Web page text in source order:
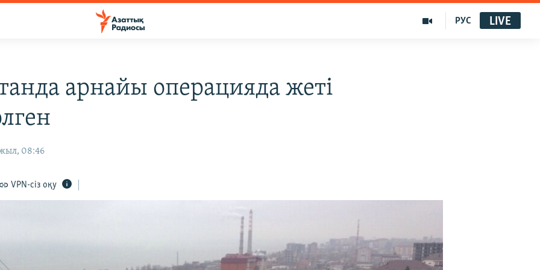
РУС LIVE
арнайы операцияда жеті
08:46
VPN-сіз оқу